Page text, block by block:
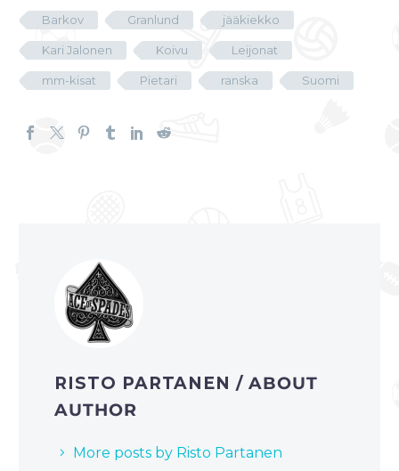
Barkov Granlund jääkiekko
Kari Jalonen Koivu Leijonat
mm-kisat Pietari ranska Suomi
RISTO PARTANEN/ ABOUT
AUTHOR
More posts by Risto Partanen